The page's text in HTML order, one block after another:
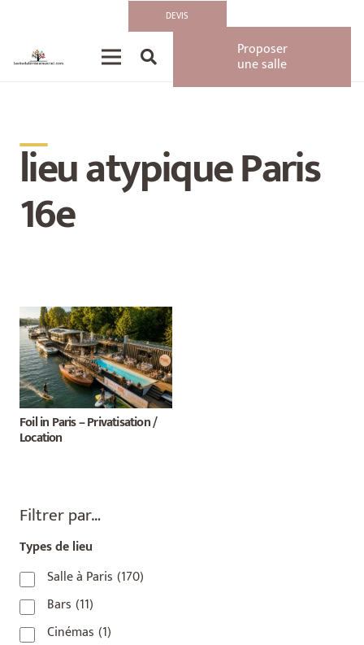
DEVIS
Proposer
une salle
__
lieu atypique Paris
16e
Foil in Paris – Privatisation /
Location
Filtrer par…
Types de lieu
Salle à Paris (170)
Bars (11)
Cinémas (1)